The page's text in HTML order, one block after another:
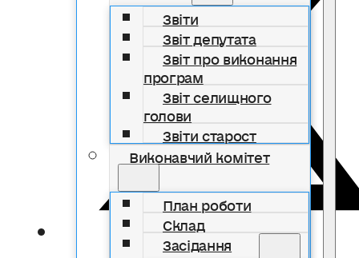
Звіти
Звіт депутата
Звіт про виконання
програм
Звіт селищного
голови
Звіти старост
Виконавчий комітет
План роботи
Склад
Засідання